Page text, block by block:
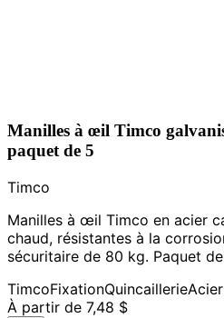
Manilles à œil Timco
paquet de 5
Timco
Manilles à œil Timco en acier
chaud, résistantes à la
sécuritaire de 80 kg. Paquet
TimcoFixationQuincaillerie
À partir de 7,48 $